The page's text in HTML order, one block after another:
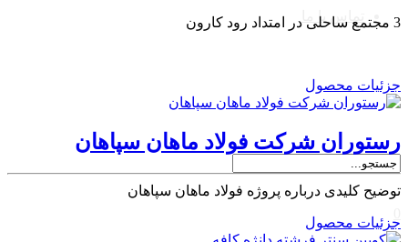
تماس با ما 3 مجتمع ساحلی در امتداد رود کارون
جزئیات محصول
رستوران شرکت فولاد ماهان سپاهان
توضیح کلیدی درباره پروژه فولاد ماهان سپاهان
جزئیات محصول